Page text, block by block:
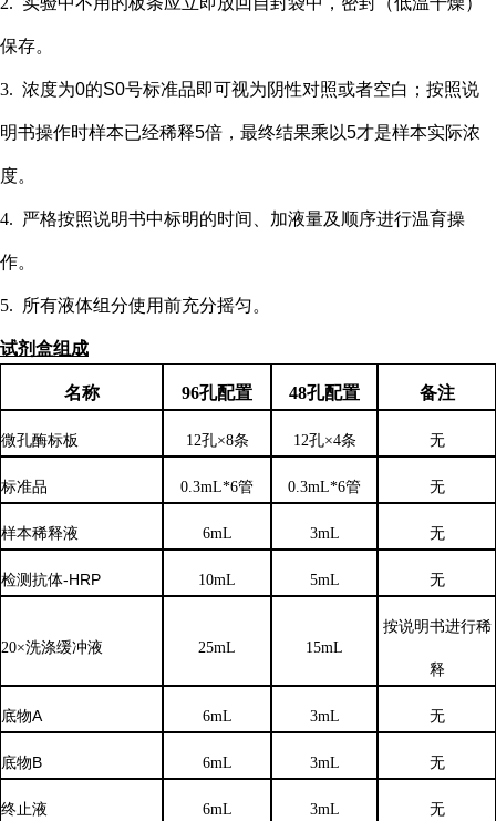
保存。
3. 浓度为0的S0号标准品即可视为阴性对照或者空白；按照说
明书操作时样本已经稀释5倍，最终结果乘以5才是样本实际浓
度。
4. 严格按照说明书中标明的时间、加液量及顺序进行温育操
作。
5. 所有液体组分使用前充分摇匀。
试剂盒组成
名称 96孔配置 48孔配置 备注
微孔酶标板 12孔×8条 12孔×4条 无
标准品 0.3mL*6管 0.3mL*6管 无
样本稀释液 6mL 3mL 无
检测抗体-HRP 10mL 5mL 无
20×洗涤缓冲液 25mL 15mL
按说明书进行稀
释
底物A 6mL 3mL 无
底物B 6mL 3mL 无
终止液 6mL 3mL 无